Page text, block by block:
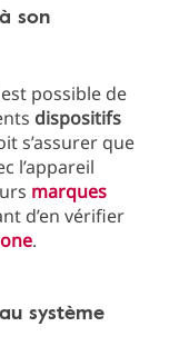
son
possible de
dispositifs
s’assurer que
l’appareil
marques
d’en vérifier
.
système